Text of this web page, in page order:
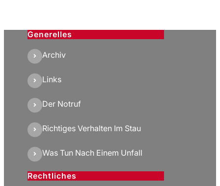
Generelles
Archiv
Links
Der Notruf
Richtiges Verhalten Im Stau
Was Tun Nach Einem Unfall
Rechtliches